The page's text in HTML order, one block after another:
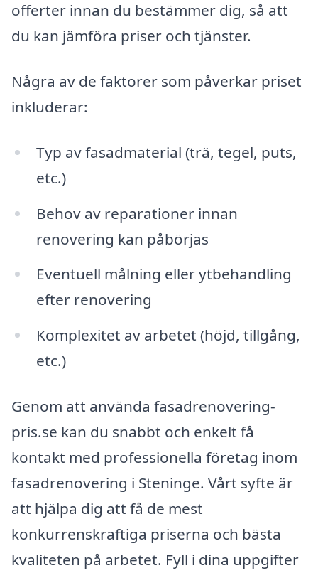
offerter innan du bestämmer dig, så att
du kan jämföra priser och tjänster.
Några av de faktorer som påverkar priset
inkluderar:
Typ av fasadmaterial (trä, tegel, puts,
etc.)
Behov av reparationer innan
renovering kan påbörjas
Eventuell målning eller ytbehandling
efter renovering
Komplexitet av arbetet (höjd, tillgång,
etc.)
Genom att använda fasadrenovering-
pris.se kan du snabbt och enkelt få
kontakt med professionella företag inom
fasadrenovering i Steninge. Vårt syfte är
att hjälpa dig att få de mest
konkurrenskraftiga priserna och bästa
kvaliteten på arbetet. Fyll i dina uppgifter